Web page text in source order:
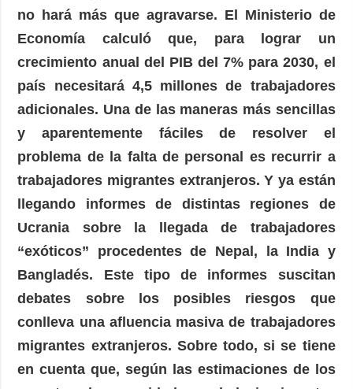
no hará más que agravarse. El Ministerio de
Economía calculó que, para lograr un
crecimiento anual del PIB del 7% para 2030, el
país necesitará 4,5 millones de trabajadores
adicionales. Una de las maneras más sencillas
y aparentemente fáciles de resolver el
problema de la falta de personal es recurrir a
trabajadores migrantes extranjeros. Y ya están
llegando informes de distintas regiones de
Ucrania sobre la llegada de trabajadores
“exóticos” procedentes de Nepal, la India y
Bangladés. Este tipo de informes suscitan
debates sobre los posibles riesgos que
conlleva una afluencia masiva de trabajadores
migrantes extranjeros. Sobre todo, si se tiene
en cuenta que, según las estimaciones de los